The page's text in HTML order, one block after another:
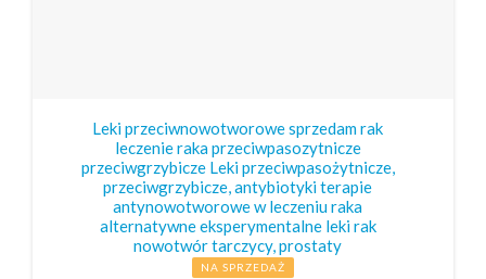
Leki przeciwnowotworowe sprzedam rak
leczenie raka przeciwpasozytnicze
przeciwgrzybicze Leki przeciwpasożytnicze,
przeciwgrzybicze, antybiotyki terapie
antynowotworowe w leczeniu raka
alternatywne eksperymentalne leki rak
nowotwór tarczycy, prostaty
NA SPRZEDAŻ